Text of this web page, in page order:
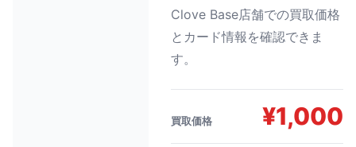
Clove Base店舗での買取価格
とカード情報を確認できま
す。
買取価格 ¥1,000